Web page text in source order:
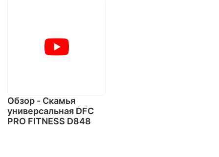
Обзор - Cкамья
универсальная DFC
PRO FITNESS D848